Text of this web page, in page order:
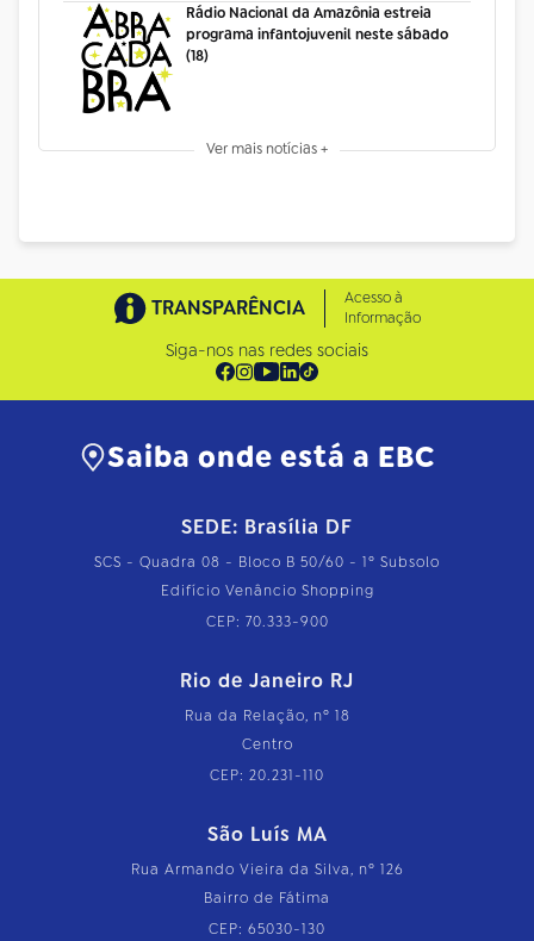
Rádio Nacional da Amazônia estreia
programa infantojuvenil neste sábado
(18)
Ver mais notícias +
TRANSPARÊNCIA
Acesso à
Informação
Siga-nos nas redes sociais
Saiba onde está a EBC
SEDE: Brasília DF
SCS - Quadra 08 - Bloco B 50/60 - 1º Subsolo
Edifício Venâncio Shopping
CEP: 70.333-900
Rio de Janeiro RJ
Rua da Relação, nº 18
Centro
CEP: 20.231-110
São Luís MA
Rua Armando Vieira da Silva, nº 126
Bairro de Fátima
CEP: 65030-130